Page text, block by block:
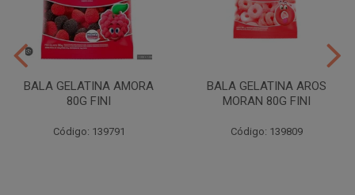
BALA GELATINA AMORA
80G FINI
Código: 139791
BALA GELATINA AROS
MORAN 80G FINI
Código: 139809